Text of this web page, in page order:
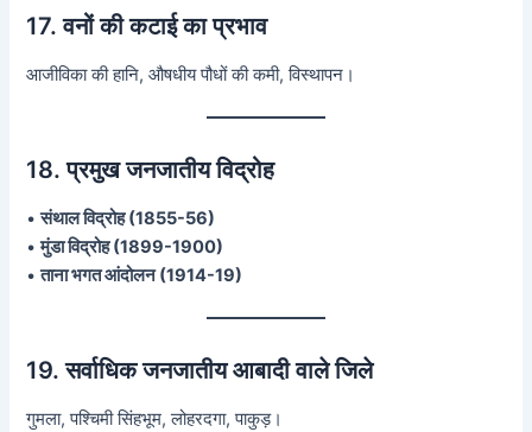
17. वनों की कटाई का प्रभाव
आजीविका की हानि, औषधीय पौधों की कमी, विस्थापन।
18. प्रमुख जनजातीय विद्रोह
•संथाल विद्रोह (1855-56)
•मुंडा विद्रोह (1899-1900)
•ताना भगत आंदोलन (1914-19)
19. सर्वाधिक जनजातीय आबादी वाले जिले
गुमला, पश्चिमी सिंहभूम, लोहरदगा, पाकुड़।